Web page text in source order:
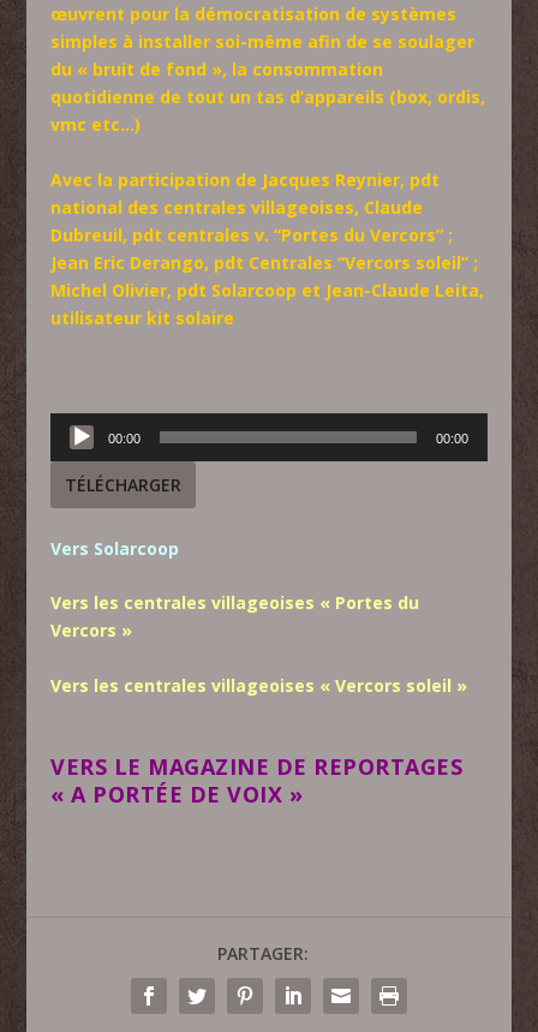
œuvrent pour la démocratisation de systèmes
simples à installer soi-même afin de se soulager
du « bruit de fond », la consommation
quotidienne de tout un tas d’appareils (box, ordis,
vmc etc…)
Avec la participation de Jacques Reynier, pdt
national des centrales villageoises, Claude
Dubreuil, pdt centrales v. “Portes du Vercors” ;
Jean Eric Derango, pdt Centrales “Vercors soleil” ;
Michel Olivier, pdt Solarcoop et Jean-Claude Leita,
utilisateur kit solaire
Lecteur
audio
00:00 00:00
TÉLÉCHARGER
Vers Solarcoop
Vers les centrales villageoises « Portes du
Vercors »
Vers les centrales villageoises « Vercors soleil »
VERS LE MAGAZINE DE REPORTAGES
« A PORTÉE DE VOIX »
PARTAGER: